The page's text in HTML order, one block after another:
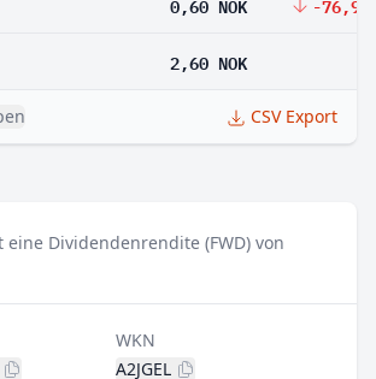
2,60 NOK
CSV Export
eine Dividendenrendite (FWD) von
WKN
A2JGEL